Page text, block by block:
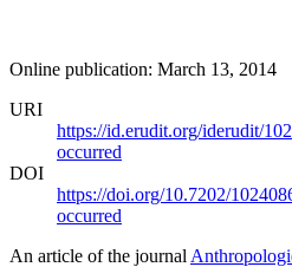
Online publication: March 13, 2014
URI
https://id.erudit.org/iderudit/
occurred
DOI
https://doi.org/10.7202/
occurred
An article of the journal